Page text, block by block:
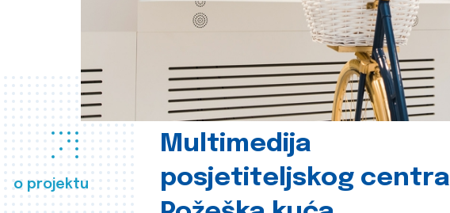
o projektu
Multimedija
posjetiteljskog centra